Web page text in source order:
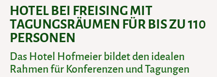
HOTEL BEI FREISING MIT
TAGUNGSRÄUMEN FÜR BIS ZU 110
PERSONEN
Das Hotel Hofmeier bildet den idealen
Rahmen für Konferenzen und Tagungen